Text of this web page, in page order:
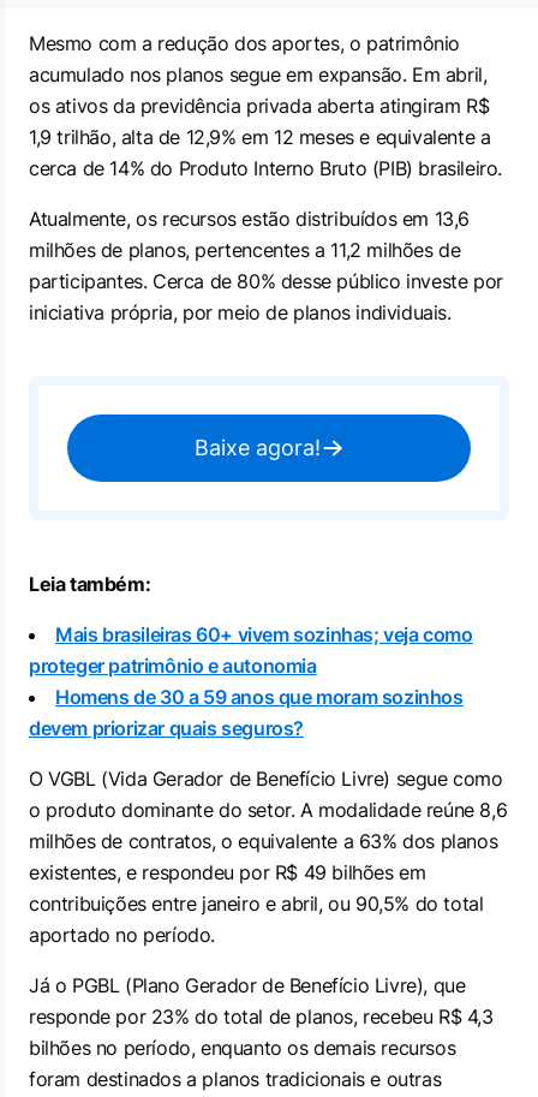
Mesmo com a redução dos aportes, o patrimônio
acumulado nos planos segue em expansão. Em abril,
os ativos da previdência privada aberta atingiram R$
1,9 trilhão, alta de 12,9% em 12 meses e equivalente a
cerca de 14% do Produto Interno Bruto (PIB) brasileiro.
Atualmente, os recursos estão distribuídos em 13,6
milhões de planos, pertencentes a 11,2 milhões de
participantes. Cerca de 80% desse público investe por
iniciativa própria, por meio de planos individuais.
Baixe agora!
Leia também:
Mais brasileiras 60+ vivem sozinhas; veja como
proteger patrimônio e autonomia
Homens de 30 a 59 anos que moram sozinhos
devem priorizar quais seguros?
O VGBL (Vida Gerador de Benefício Livre) segue como
o produto dominante do setor. A modalidade reúne 8,6
milhões de contratos, o equivalente a 63% dos planos
existentes, e respondeu por R$ 49 bilhões em
contribuições entre janeiro e abril, ou 90,5% do total
aportado no período.
Já o PGBL (Plano Gerador de Benefício Livre), que
responde por 23% do total de planos, recebeu R$ 4,3
bilhões no período, enquanto os demais recursos
foram destinados a planos tradicionais e outras